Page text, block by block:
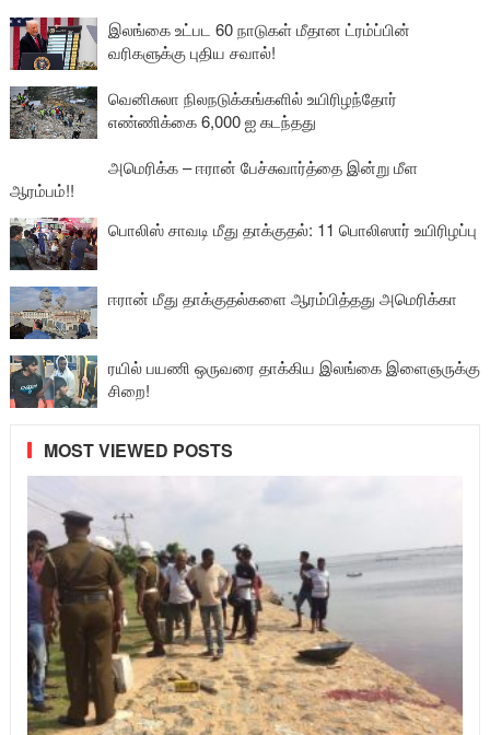
இலங்கை உட்பட 60 நாடுகள் மீதான ட்ரம்ப்பின்
வரிகளுக்கு புதிய சவால்!
வெனிசுலா நிலநடுக்கங்களில் உயிரிழந்தோர்
எண்ணிக்கை 6,000 ஐ கடந்தது
அமெரிக்க – ஈரான் பேச்சுவார்த்தை இன்று மீள
ஆரம்பம்!!
பொலிஸ் சாவடி மீது தாக்குதல்: 11 பொலிஸார் உயிரிழப்பு
ஈரான் மீது தாக்குதல்களை ஆரம்பித்தது அமெரிக்கா
ரயில் பயணி ஒருவரை தாக்கிய இலங்கை இளைஞருக்கு
சிறை!
MOST VIEWED POSTS